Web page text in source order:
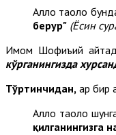
Аллоҳ таоло
берур" (Ёсин
Имом Шофиъий
кўрганингизда
Тўртинчидан, ҳар
Аллоҳ таоло
қилганингизга